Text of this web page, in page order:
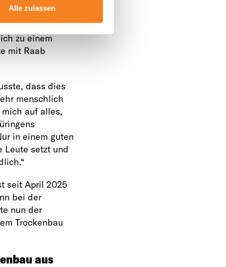
Alle zulassen
Jährige, der
seine ersten
zu einem
mit Raab
dass dies
menschlich
auf alles,
in einem guten
Leute setzt und
seit April 2025
bei der
nun der
Trockenbau
aus